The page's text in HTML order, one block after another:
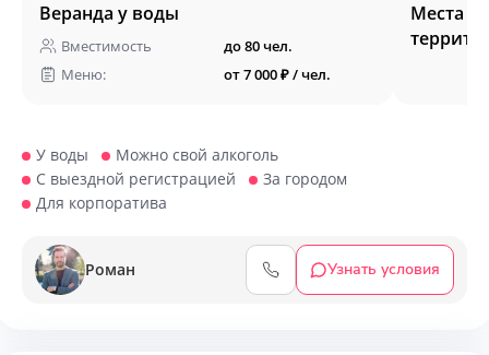
Веранда у воды
Вместимость
до 80 чел.
Меню:
от 7 000 ₽ / чел.
Места
У воды
Можно свой алкоголь
С выездной регистрацией
За городом
Для корпоратива
Роман Узнать условия